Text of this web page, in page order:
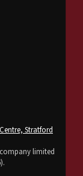
Stratford
company limited